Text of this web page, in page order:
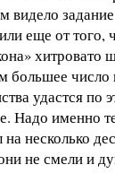
видело
еще от того,
хитровато
большее число
удастся по
Надо именно
несколько
не смели и